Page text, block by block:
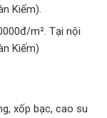
Kiếm).
m². Tại nội
Kiếm)
xốp bạc, cao su